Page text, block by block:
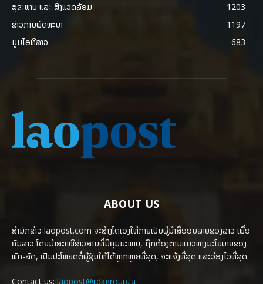
ສຸຂະພາບ ແລະ ສີ່ງແວດລ້ອມ
1203
ຂ່າວການພັດທະນາ
1197
ມູມໄອທີລາວ
683
ABOUT US
ສຳນັກຂ່າວ laopost.com ຈະສ້າງໂຕເອງໃຫ້ກາຍເປັນຜູ້ນຳສື່ອອນລາຍຂອງລາວ ເພື່ອ
ຄົນລາວ ໂດຍນຳສະເໜີຂ່າວສານທີ່ມີຄຸນນະພາບ, ຖືກຕ້ອງຕາມແນວທາງນະໂຍບາຍຂອງ
ພັກ-ລັດ, ເປັນປະໂຫຍດຕໍ່ຜູ້ຊົມໃຫ້ໄດ້ຫຼາກຫຼາຍທີ່ສຸດ, ຈະແຈ້ງທີ່ສຸດ ແລະວ່ອງໄວທີ່ສຸດ.
Contact us: laopost@rdkgroup.la